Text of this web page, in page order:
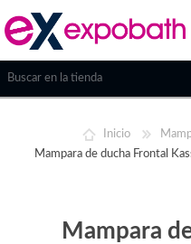
INICIAR SESIÓN
Inicio
Mampara de ducha Frontal
Mampara